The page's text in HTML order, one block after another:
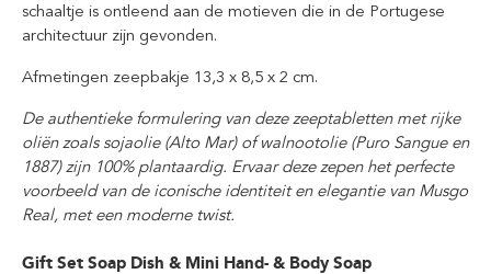
schaaltje is ontleend aan de motieven die in de Portugese
architectuur zijn gevonden.
Afmetingen zeepbakje 13,3 x 8,5 x 2 cm.
De authentieke formulering van deze zeeptabletten met rijke
oliën zoals sojaolie (Alto Mar) of walnootolie (Puro Sangue en
1887) zijn 100% plantaardig. Ervaar deze zepen het perfecte
voorbeeld van de iconische identiteit en elegantie van Musgo
Real, met een moderne twist.
Gift Set Soap Dish & Mini Hand- & Body Soap